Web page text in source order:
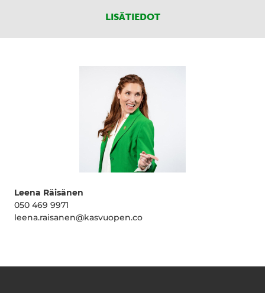
LISÄTIEDOT
Leena Räisänen
050 469 9971
leena.raisanen@kasvuopen.co